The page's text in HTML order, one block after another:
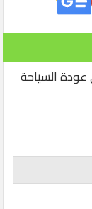
عودة السياحة